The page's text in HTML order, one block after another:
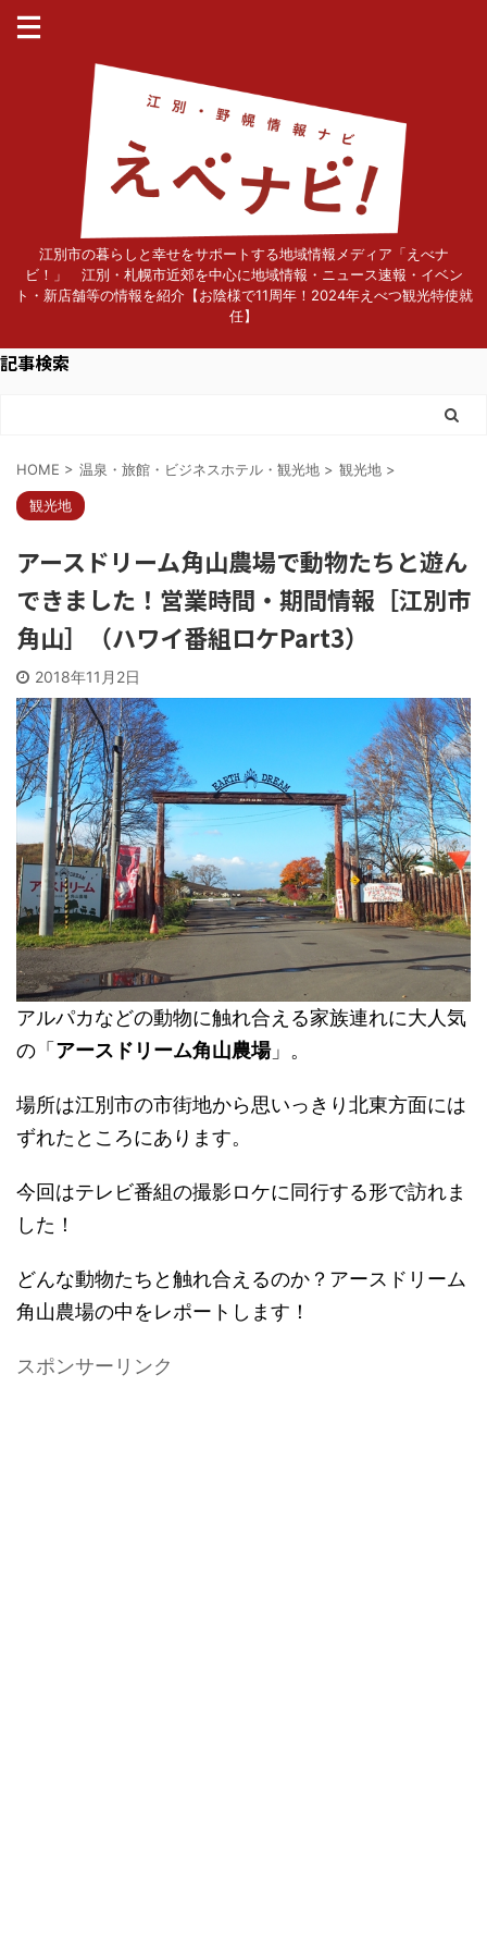
江別市の暮らしと幸せをサポートする地域情報メディア「えべナ
ビ！」 江別・札幌市近郊を中心に地域情報・ニュース速報・イベン
ト・新店舗等の情報を紹介【お陰様で11周年！2024年えべつ観光特使就
任】
記事検索
HOME > 温泉・旅館・ビジネスホテル・観光地 > 観光地 >
観光地
アースドリーム角山農場で動物たちと遊ん
できました！営業時間・期間情報［江別市
角山］（ハワイ番組ロケPart3）
2018年11月2日
アルパカなどの動物に触れ合える家族連れに大人気
の「 アースドリーム角山農場」。
場所は江別市の市街地から思いっきり北東方面には
ずれたところにあります。
今回はテレビ番組の撮影ロケに同行する形で訪れま
した！
どんな動物たちと触れ合えるのか？アースドリーム
角山農場の中をレポートします！
スポンサーリンク